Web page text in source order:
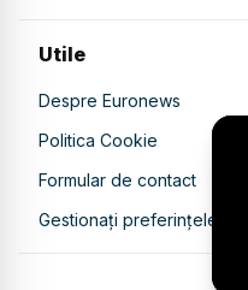
Utile
Despre Euronews
Politica Cookie
Formular de contact
Gestionați preferințele